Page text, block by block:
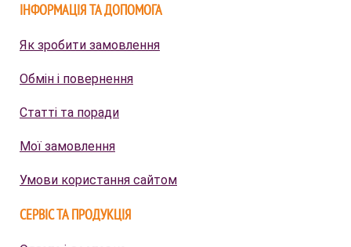
ІНФОРМАЦІЯ ТА ДОПОМОГА
Як зробити замовлення
Обмін і повернення
Статті та поради
Мої замовлення
Умови користання сайтом
СЕРВІС ТА ПРОДУКЦІЯ